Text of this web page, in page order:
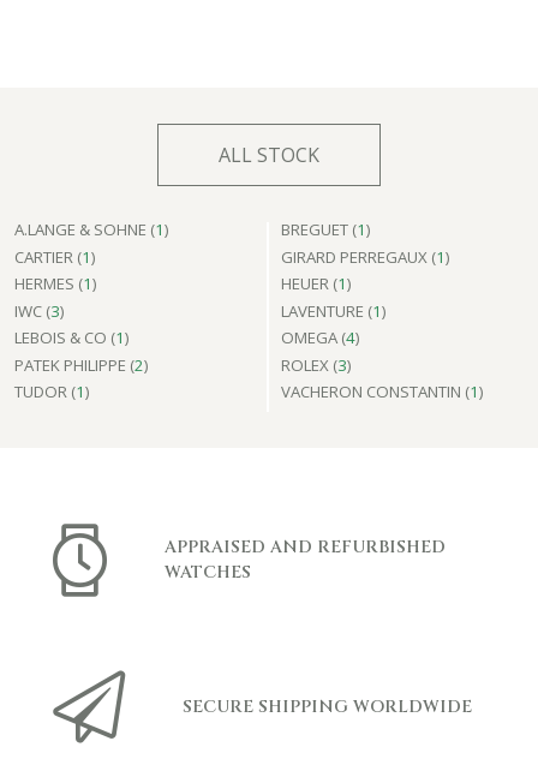
ALL STOCK
A.LANGE & SOHNE (1) BREGUET (1)
CARTIER (1) GIRARD PERREGAUX (1)
HERMES (1) HEUER (1)
IWC (3) LAVENTURE (1)
LEBOIS & CO (1) OMEGA (4)
PATEK PHILIPPE (2) ROLEX (3)
TUDOR (1) VACHERON CONSTANTIN (1)
APPRAISED AND REFURBISHED
WATCHES
SECURE SHIPPING WORLDWIDE